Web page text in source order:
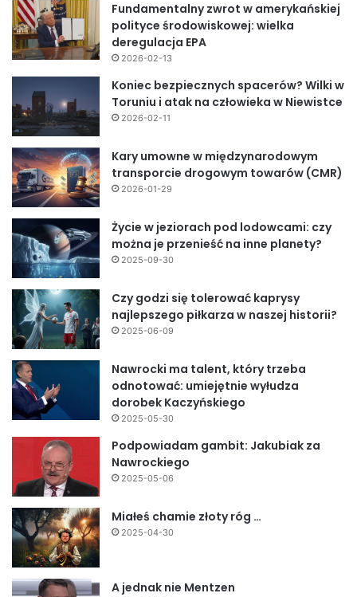
Fundamentalny zwrot w amerykańskiej
polityce środowiskowej: wielka
deregulacja EPA
2026-02-13
Koniec bezpiecznych spacerów? Wilki w
Toruniu i atak na człowieka w Niewistce
2026-02-11
Kary umowne w międzynarodowym
transporcie drogowym towarów (CMR)
2026-01-29
Życie w jeziorach pod lodowcami: czy
można je przenieść na inne planety?
2025-09-30
Czy godzi się tolerować kaprysy
najlepszego piłkarza w naszej historii?
2025-06-09
Nawrocki ma talent, który trzeba
odnotować: umiejętnie wyłudza
dorobek Kaczyńskiego
2025-05-30
Podpowiadam gambit: Jakubiak za
Nawrockiego
2025-05-06
Miałeś chamie złoty róg …
2025-04-30
A jednak nie Mentzen